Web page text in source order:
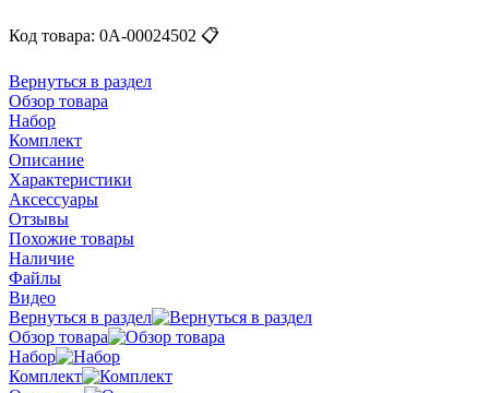
Код товара: 0А-00024502 📋
Вернуться в раздел
Обзор товара
Набор
Комплект
Описание
Характеристики
Аксессуары
Отзывы
Похожие товары
Наличие
Файлы
Видео
Вернуться в раздел
Обзор товара
Набор
Комплект